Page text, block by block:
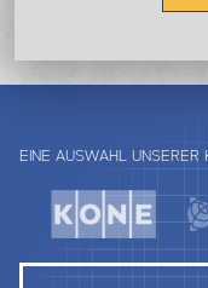
EINE AUSWAHL UNSERER